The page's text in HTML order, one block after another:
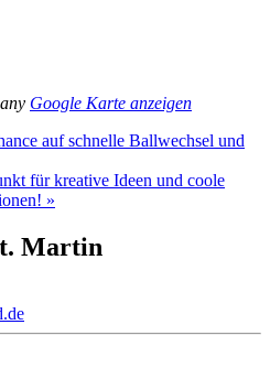
Google Karte anzeigen
auf schnelle Ballwechsel und
für kreative Ideen und coole
»
Martin